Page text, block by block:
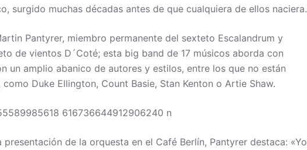
surgido muchas décadas antes de que cualquiera de ellos naciera.
Pantyrer, miembro permanente del sexteto Escalandrum y
de vientos D´Coté; esta big band de 17 músicos aborda con
un amplio abanico de autores y estilos, entre los que no están
como Duke Ellington, Count Basie, Stan Kenton o Artie Shaw.
presentación de la orquesta en el Café Berlín, Pantyrer destaca: «Yo